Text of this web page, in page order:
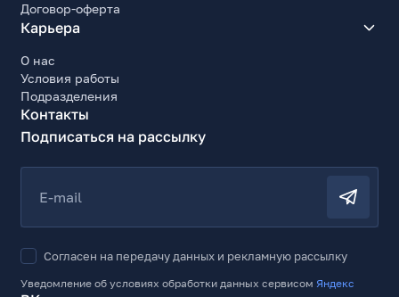
Договор-оферта
Карьера
О нас
Условия работы
Подразделения
Контакты
Подписаться на рассылку
E-mail
Согласен на передачу данных и рекламную рассылку
Уведомление об условиях обработки данных сервисом Яндекс